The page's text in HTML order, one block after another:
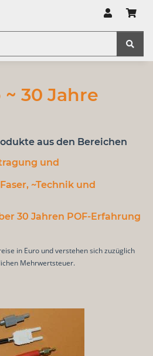
30 Jahre
aus den Bereichen
und
~Technik und
30 Jahren POF-Erfahrung
in Euro und verstehen sich zuzüglich
Mehrwertsteuer.